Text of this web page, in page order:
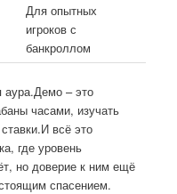
Для опытных
игроков с
банкроллом
аура.Демо – это
часами, изучать
всё это
где уровень
но доверие к ним ещё
спасением.